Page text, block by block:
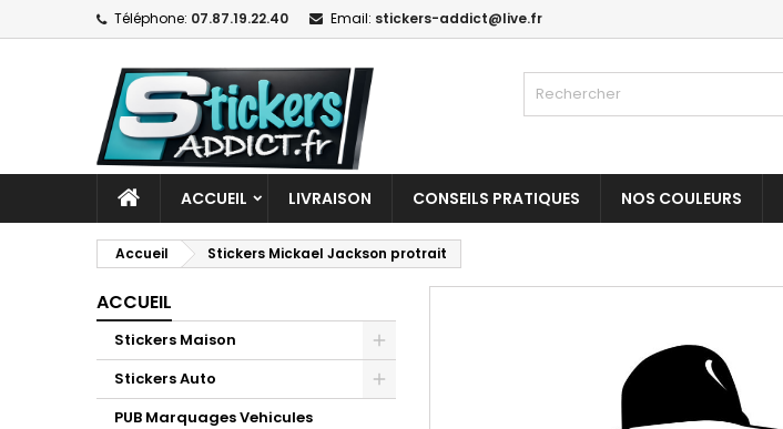
Téléphone: 07.87.19.22.40 Email: stickers-addict@live.fr
ACCUEIL LIVRAISON CONSEILS PRATIQUES NOS COULEURS
Accueil Stickers Mickael Jackson protrait
ACCUEIL
Stickers Maison
Stickers Auto
PUB Marquages Vehicules